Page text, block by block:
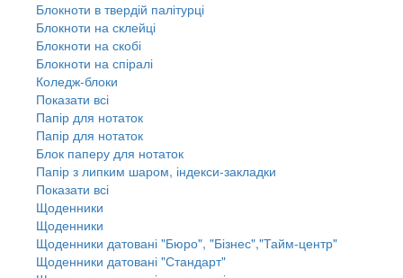
Блокноти в твердій палітурці
Блокноти на склейці
Блокноти на скобі
Блокноти на спіралі
Коледж-блоки
Показати всі
Папір для нотаток
Папір для нотаток
Блок паперу для нотаток
Папір з липким шаром, індекси-закладки
Показати всі
Щоденники
Щоденники
Щоденники датовані "Бюро", "Бізнес","Тайм-центр"
Щоденники датовані "Стандарт"